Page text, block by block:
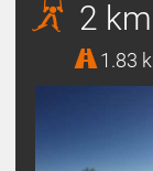
BĚŽECKÉ